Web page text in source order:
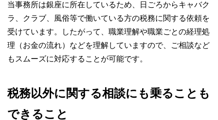
当事務所は銀座に所在しているため、日ごろからキャバク
ラ、クラブ、風俗等で働いている方の税務に関する依頼を
受けています。したがって、職業理解や職業ごとの経理処
理（お金の流れ）などを理解していますので、ご相談など
もスムーズに対応することが可能です。
税務以外に関する相談にも乗ることも
できること